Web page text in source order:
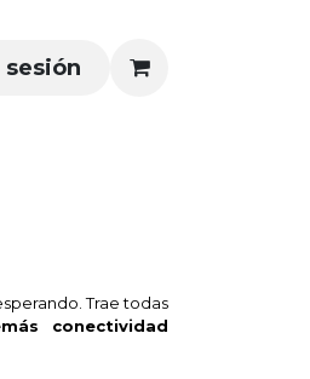
Trae todas
conectividad